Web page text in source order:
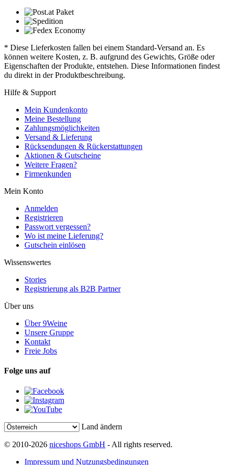
* Diese Lieferkosten fallen bei einem Standard-Versand an. Es
können weitere Kosten, z. B. aufgrund des Gewichts, Größe oder
Eigenschaften der Produkte, entstehen. Diese Informationen findest
du direkt in der Produktbeschreibung.
Hilfe & Support
Mein Kundenkonto
Meine Bestellung
Zahlungsmöglichkeiten
Versand & Lieferung
Rücksendungen & Rückerstattungen
Aktionen & Gutscheine
Weitere Fragen?
Firmenkunden
Mein Konto
Anmelden
Registrieren
Passwort vergessen?
Wo ist meine Lieferung?
Gutschein einlösen
Wissenswertes
Stories
Registrierung als B2B Partner
Über uns
Über 9Weine
Unsere Gruppe
Kontakt
Freie Jobs
Folge uns auf
Land ändern
© 2010-2026 niceshops GmbH - All rights reserved.
Impressum und Nutzungsbedingungen